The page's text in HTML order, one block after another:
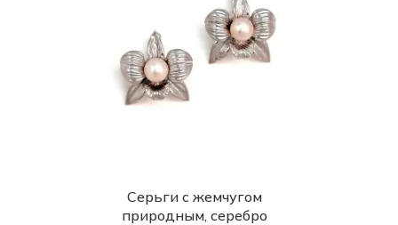
Серьги с жемчугом
природным, серебро